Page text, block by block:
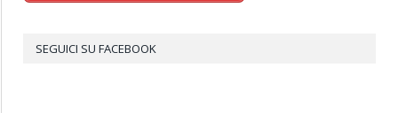
SEGUICI SU FACEBOOK